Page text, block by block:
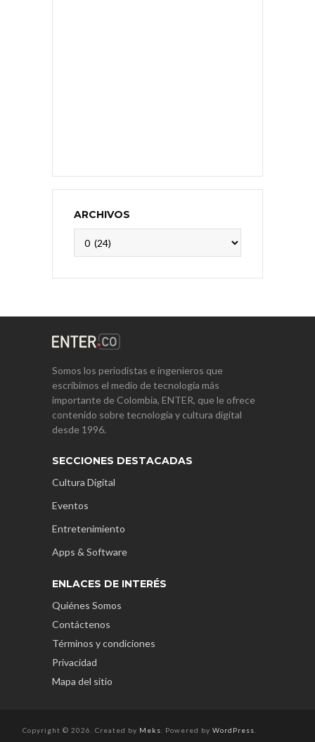
ARCHIVOS
Somos los periodistas e ingenieros que
escribimos el medio de tecnología más
importante de Colombia, ENTER, que le ofrece
contenido sobre tecnología y cultura digital
desde 1996.
SECCIONES DESTACADAS
Cultura Digital
Eventos
Entretenimiento
Apps & Software
ENLACES DE INTERÉS
Quiénes Somos
Contáctenos
Términos y condiciones
Privacidad
Mapa del sitio
Copyright © 2026. Created by Meks . Powered by WordPress